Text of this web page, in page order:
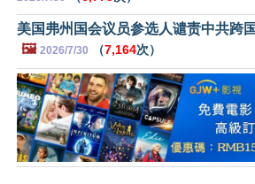
美国弗州国会议员参选人谴责中共跨
🖼️ 2026/7/30 （7,164次）